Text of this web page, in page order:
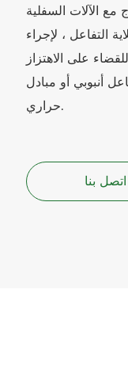
مع الآلات السفلية
التفاعل ، لإجراء
على الاهتزاز
أنبوبي أو مبادل
حراري.
اتصل بنا